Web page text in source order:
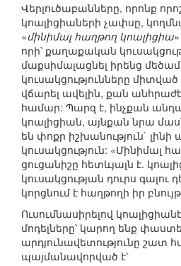
Վերլուծաբանները, որոնք
կոալիցիաների չափսը,
«մինիմալ հաղթող կոալիցիա»
որի՝ քաղաքական
մաքսիմալացնել իրենց
կուսակցությունները
վճարել ավելին, քան
համար: Պարզ է, ինչքան
կոալիցիան, այնքան նրա
են փոքր իշխանություն`
կուսակցություն: «Մինիմալ
ցուցանիշը հետևյալն է.
կուսակցության դուրս գալու
կորցնում է հաղթողի իր
Ուսումնասիրելով
մոդելները՝ կարող ենք
արդյունավետությունը շատ
պայմանավորված է՝